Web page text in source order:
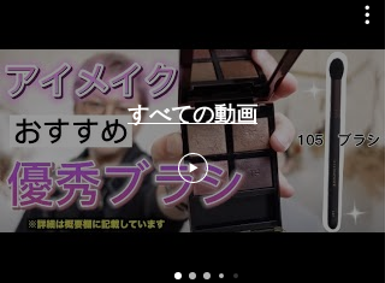
すべての動画